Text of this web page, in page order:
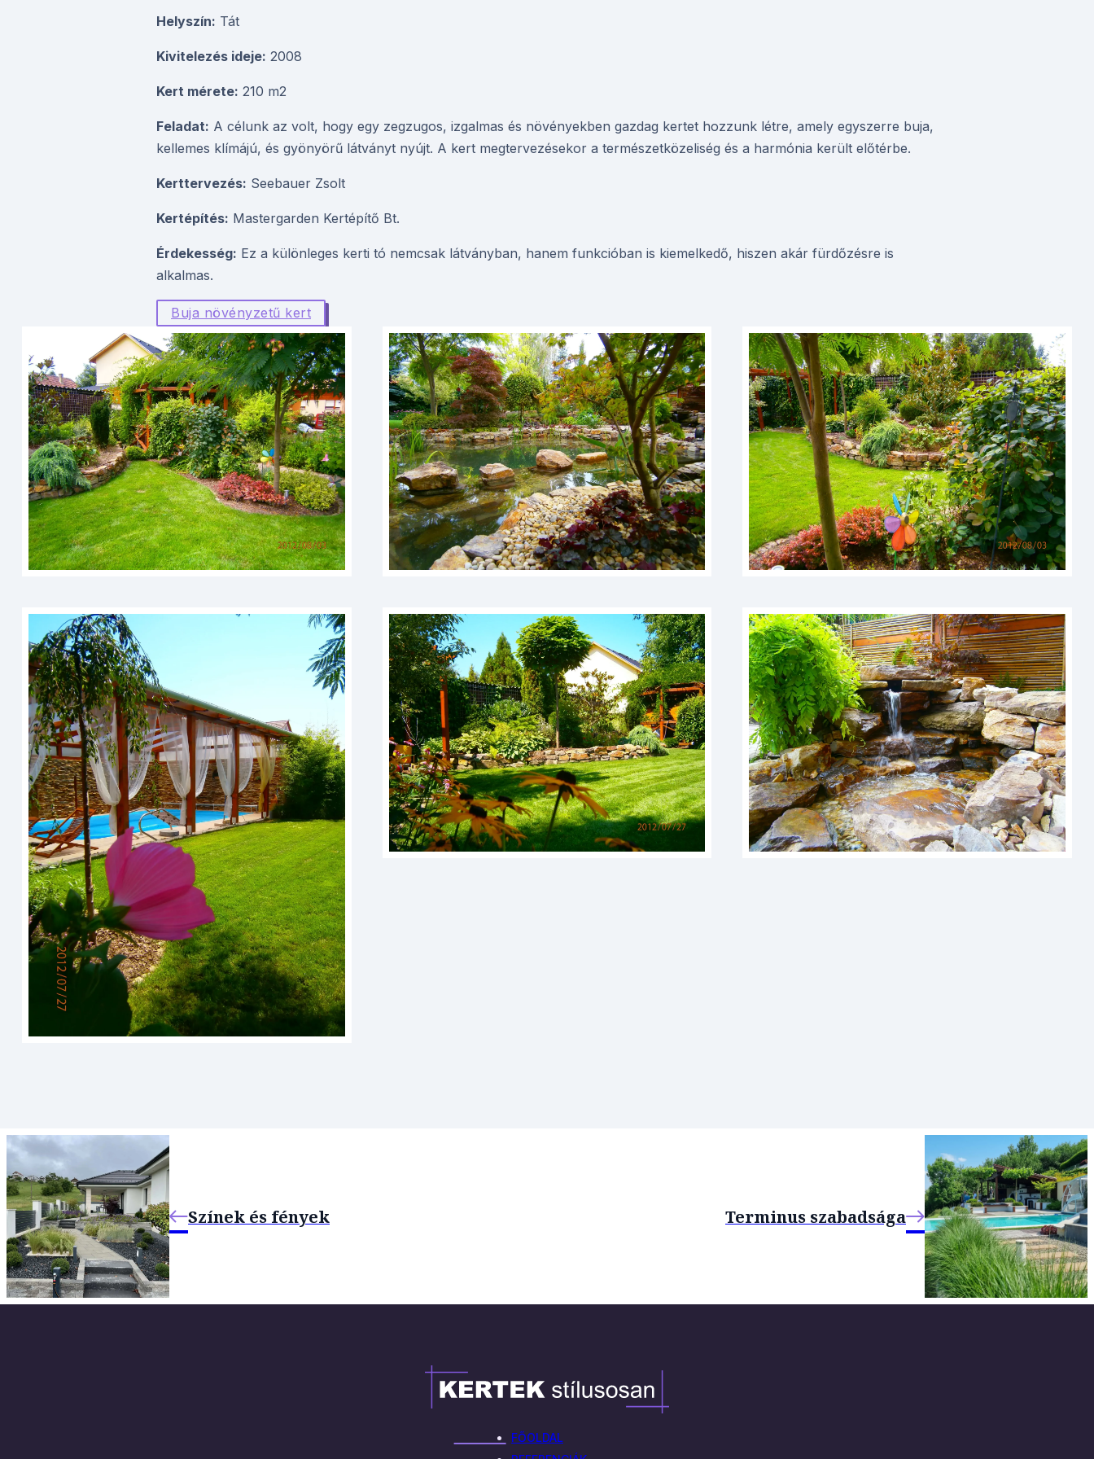
Helyszín: Tát
Kivitelezés ideje: 2008
Kert mérete: 210 m2
Feladat: A célunk az volt, hogy egy zegzugos, izgalmas és növényekben gazdag kertet hozzunk létre, amely egyszerre buja,
kellemes klímájú, és gyönyörű látványt nyújt. A kert megtervezésekor a természetközeliség és a harmónia került előtérbe.
Kerttervezés: Seebauer Zsolt
Kertépítés: Mastergarden Kertépítő Bt.
Érdekesség: Ez a különleges kerti tó nemcsak látványban, hanem funkcióban is kiemelkedő, hiszen akár fürdőzésre is
alkalmas.
Buja növényzetű kert
Színek és fények Terminus szabadsága
FŐOLDAL